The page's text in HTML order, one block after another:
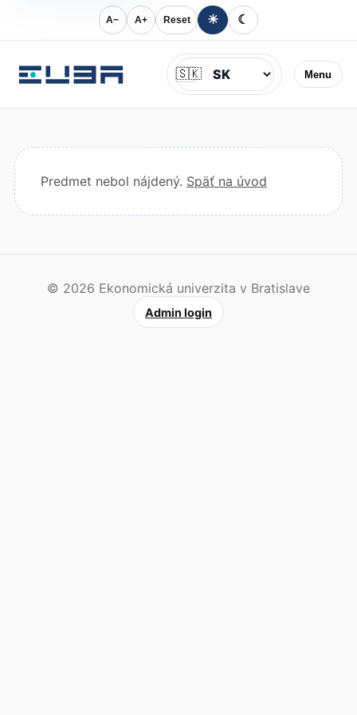
A− A+ Reset ☀ ☾
Menu
Jazyk
🇸🇰
Predmet nebol nájdený. Späť na úvod
© 2026 Ekonomická univerzita v Bratislave
Admin login